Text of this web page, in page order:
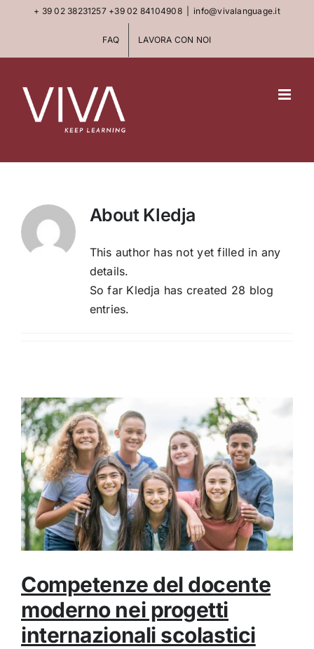
+ 39 02 38231257 +39 02 84104908 info@vivalanguage.it
FAQ LAVORA CON NOI
About Kledja
This author has not yet filled in any
details.
So far Kledja has created 28 blog
entries.
Competenze del docente
moderno nei progetti
internazionali scolastici